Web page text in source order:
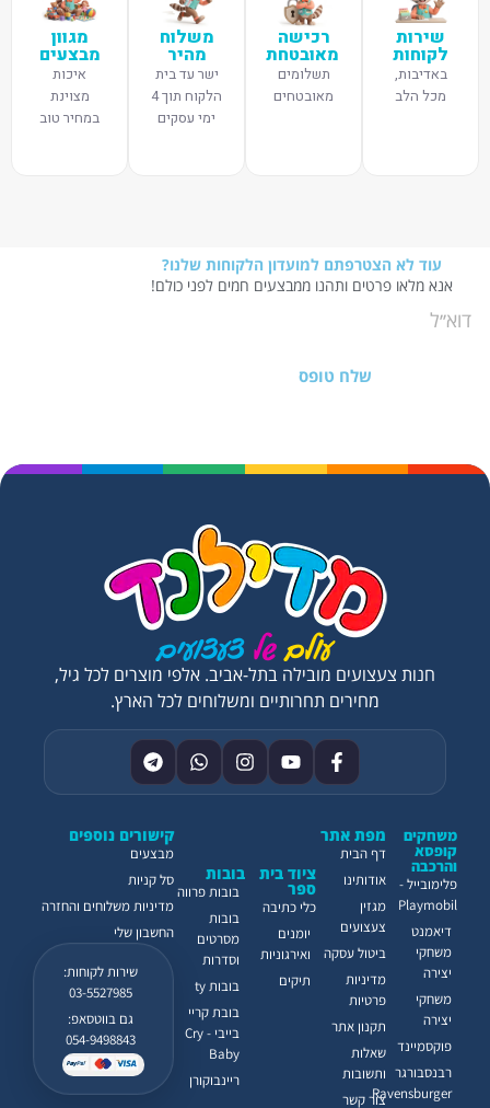
שירות
לקוחות
באדיבות,
מכל הלב
רכישה
מאובטחת
תשלומים
מאובטחים
משלוח
מהיר
ישר עד בית
הלקוח תוך 4
ימי עסקים
מגוון
מבצעים
איכות
מצוינת
במחיר טוב
עוד לא הצטרפתם למועדון הלקוחות שלנו?
אנא מלאו פרטים ותהנו ממבצעים חמים לפני כולם!
שלח טופס
קישורים נוספים
מבצעים
סל קניות
מדיניות משלוחים והחזרה
החשבון שלי
שירות לקוחות:
03-5527985
גם בווטסאפ:
054-9498843
ציוד בית
ספר
כלי כתיבה
יומנים
ואירגוניות
תיקים
בובות
בובות פרווה
בובות
מסרטים
וסדרות
בובות ty
בובת קריי
בייבי - Cry
Baby
ריינבוקורן
משחקים
קופסא
והרכבה
פלימובייל -
Playmobil
דיאמנט
משחקי
יצירה
משחקי
יצירה
פוקסמיינד
רבנסבורגר
Ravensburger
מפת אתר
דף הבית
אודותינו
מגזין
צעצועים
ביטול עסקה
מדיניות
פרטיות
תקנון אתר
שאלות
ותשובות
צור קשר
חנות צעצועים מובילה בתל-אביב. אלפי מוצרים לכל גיל,
מחירים תחרותיים ומשלוחים לכל הארץ.